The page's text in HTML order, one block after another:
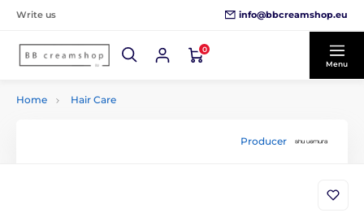
Write us info@bbcreamshop.eu
0
Menu
Home Hair Care
Producer